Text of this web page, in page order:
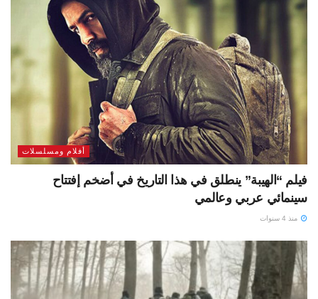
أفلام ومسلسلات
فيلم “الهيبة” ينطلق في هذا التاريخ في أضخم إفتتاح
سينمائي عربي وعالمي
منذ 4 سنوات